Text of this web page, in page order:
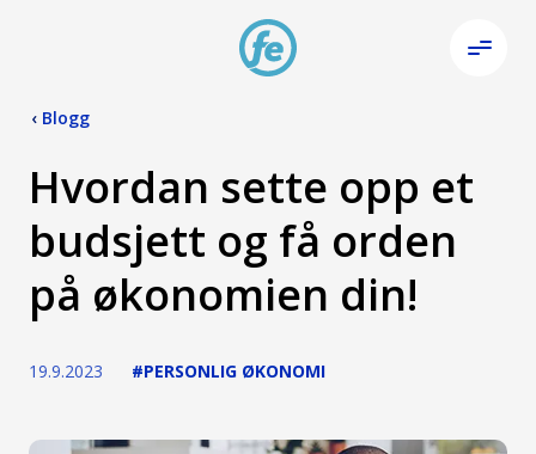
‹ Blogg
Hvordan sette opp et
budsjett og få orden
på økonomien din!
19.9.2023 #PERSONLIG ØKONOMI